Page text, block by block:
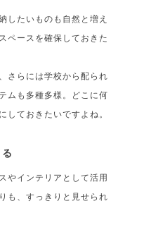
したいものも自然と増え
ペースを確保しておきた
さらには学校から配られ
ムも多種多様。どこに何
しておきたいですよね。
やインテリアとして活用
も、すっきりと見せられ